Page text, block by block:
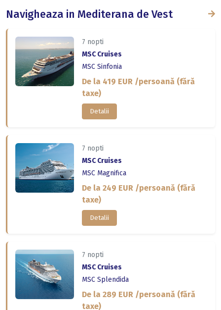
Navigheaza in Mediterana de Vest
7 nopti
MSC Cruises
MSC Sinfonia
De la 419 EUR /persoană (fără
taxe)
Detalii
7 nopti
MSC Cruises
MSC Magnifica
De la 249 EUR /persoană (fără
taxe)
Detalii
7 nopti
MSC Cruises
MSC Splendida
De la 289 EUR /persoană (fără
taxe)